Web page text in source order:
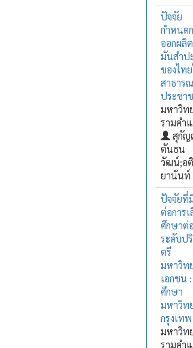
ปัจจัย
กำหนด
ออกผลิ
มันสำป
ของไท
สาธาร
ประชา
มหาวิท
รามคำ
สุกัญ
ตันธน
วัฒน์;อ
ยานันท์
ปัจจัยที่
ต่อการเ
ศึกษาต่อ
ระดับป
ตรี
มหาวิท
เอกชน
ศึกษา
มหาวิท
กรุงเทพ
มหาวิท
รามคำ